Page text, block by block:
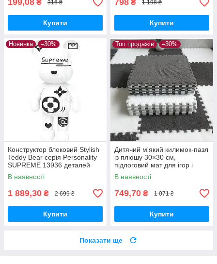
199,08 ₴ 316 ₴
Купити
798 ₴ 1 198 ₴
Купити
Новинка –30%
Конструктор блоковий Stylish
Teddy Bear серія Personality
SUPREME 13936 деталей
В наявності
1 889,30 ₴ 2 699 ₴
Купити
Топ продажів –30%
Дитячий м'який килимок-пазл
із плюшу 30×30 см,
підлоговий мат для ігор і
повзання, набір 10 шт., білий/
сірий
В наявності
749,70 ₴ 1 071 ₴
Купити
Показати ще